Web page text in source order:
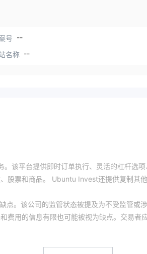
号 --
名称 --
该平台提供即时订单执行、灵活的杠杆选
股票和商品。 Ubuntu Invest还提供复制其
。该公司的监管状态被提及为不受监管或
费用的信息有限也可能被视为缺点。交易者